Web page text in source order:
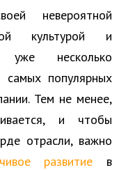
невероятной
культурой и
уже несколько
самых популярных
Тем не менее,
и чтобы
отрасли, важно
развитие в